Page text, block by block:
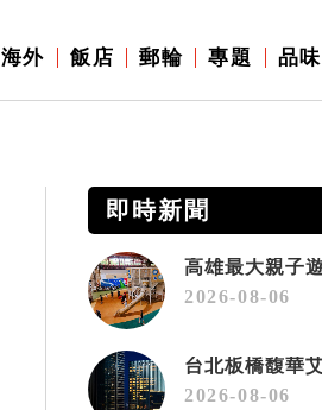
海外 飯店 郵輪 專題 品味
即時新聞
2026-08-06
2026-08-06